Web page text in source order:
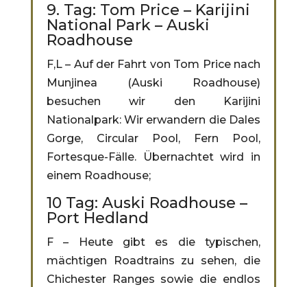
9. Tag: Tom Price – Karijini
National Park – Auski
Roadhouse
F,L – Auf der Fahrt von Tom Price nach
Munjinea (Auski Roadhouse)
besuchen wir den Karijini
Nationalpark: Wir erwandern die Dales
Gorge, Circular Pool, Fern Pool,
Fortesque-Fälle. Übernachtet wird in
einem Roadhouse;
10 Tag: Auski Roadhouse –
Port Hedland
F – Heute gibt es die typischen,
mächtigen Roadtrains zu sehen, die
Chichester Ranges sowie die endlos